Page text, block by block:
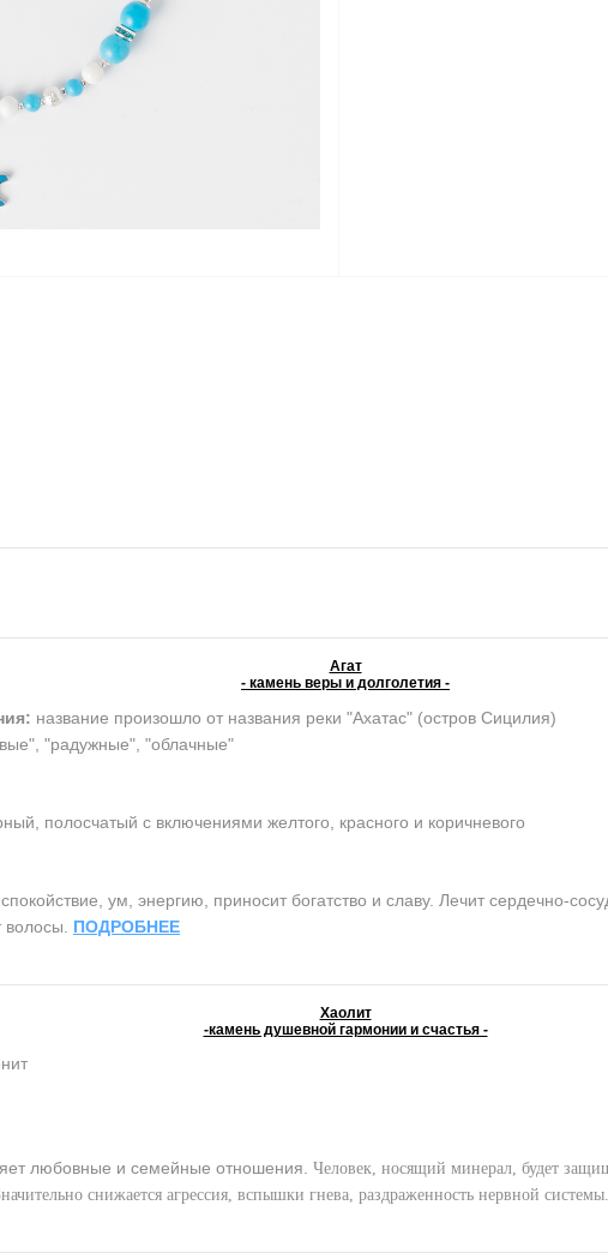
Агат
- камень веры и долголетия -
название произошло от названия реки "Ахатас" (остров Сицилия)
"радужные", "облачные"
полосчатый с включениями желтого, красного и коричневого
ум, энергию, приносит богатство и славу. Лечит сердечно-
волосы. ПОДРОБНЕЕ
Хаолит
-камень душевной гармонии и счастья -
любовные и семейные отношения. Человек, носящий минерал, будет
снижается агрессия, вспышки гнева, раздраженность нервной